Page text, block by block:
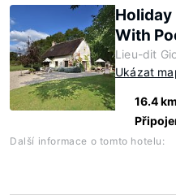
Holiday
With
Lieu-dit
Ukázat
16.4 km
Další informace o tomto hotelu: